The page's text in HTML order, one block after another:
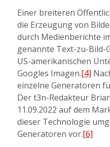
Einer breiteren
die Erzeugung von
durch Medienberichte
genannte Text-zu-Bild-
US-amerikanischen
Googles Imagen.[4]
einzelne Generatoren
Der t3n-Redakteur
11.09.2022 auf dem
dieser Technologie
Generatoren vor.[6]